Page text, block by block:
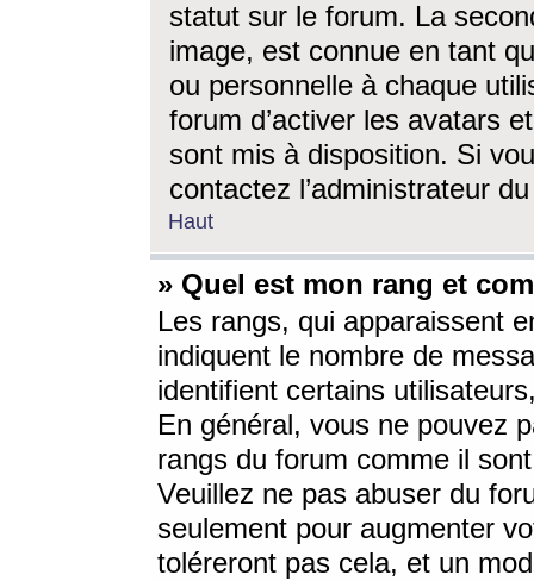
statut sur le forum. La
image, est connue en tant
ou personnelle à chaque
forum d’activer les avatars
sont mis à disposition. Si
contactez l’administrateur
Haut
» Quel est mon rang et
Les rangs, qui apparaissent
indiquent le nombre de
identifient certains
En général, vous ne pouvez
rangs du forum comme il
Veuillez ne pas abuser du
seulement pour augmenter
toléreront pas cela, et un